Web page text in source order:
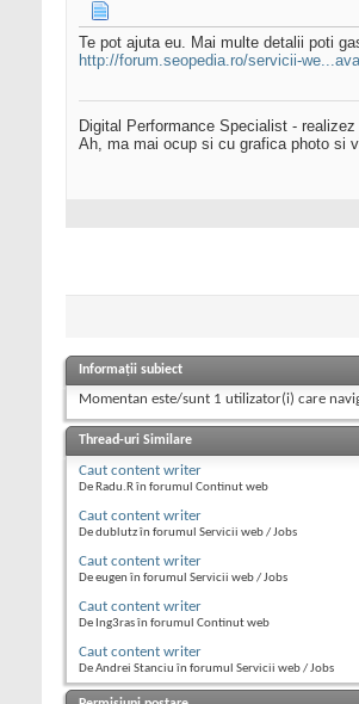
Te pot ajuta eu. Mai multe detalii poti
http://forum.seopedia.ro/servicii-
Digital Performance Specialist -
Ah, ma mai ocup si cu grafica photo si
Informații subiect
Momentan este/sunt 1 utilizator(i) care
Thread-uri Similare
Caut content writer
De Radu.R în forumul Continut web
Caut content writer
De dublutz în forumul Servicii web / Jobs
Caut content writer
De eugen în forumul Servicii web / Jobs
Caut content writer
De Ing3ras în forumul Continut web
Caut content writer
De Andrei Stanciu în forumul Servicii web / Jobs